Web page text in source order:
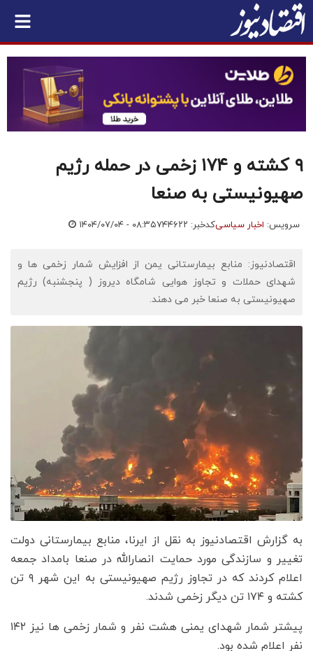
۹ کشته و ۱۷۴ زخمی در حمله رژیم
صهیونیستی به صنعا
سرویس: اخبار سیاسیکدخبر: ۷۴۴۶۲۲ ۱۴۰۴/۰۷/۰۴ - ۰۸:۳۵
اقتصادنیوز: منابع بیمارستانی یمن از افزایش شمار زخمی ها و
شهدای حملات و تجاوز هوایی شامگاه دیروز ( پنجشنبه) رژیم
صهیونیستی به صنعا خبر می دهند.
به گزارش اقتصادنیوز به نقل از ایرنا، منابع بیمارستانی دولت
تغییر و سازندگی مورد حمایت انصارالله در صنعا بامداد جمعه
اعلام کردند که در تجاوز رژیم صهیونیستی به این شهر ۹ تن
کشته و ۱۷۴ تن دیگر زخمی شدند.
پیشتر شمار شهدای یمنی هشت نفر و شمار زخمی ها نیز ۱۴۲
نفر اعلام شده بود.